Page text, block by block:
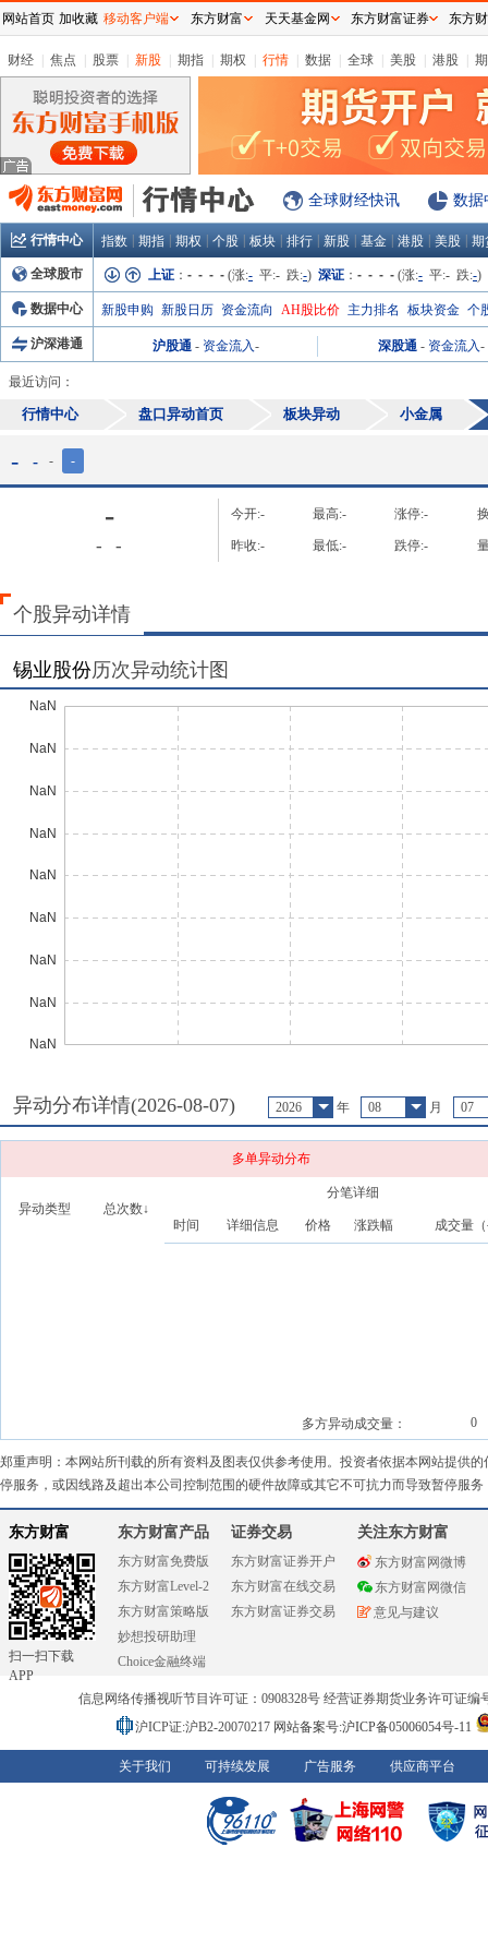
财经 焦点 股票 新股 期指 期权 行情 数据 全球 美股 港股
全球财经快讯 数据
行情中心 指数 期指 期权 个股 板块 排行 新股 基金 港股 美股 期
全球股市 上证 ： - - - - (涨:- 平:- 跌:-) 深证 ： - - - - (涨:- 平:- 跌:-)
数据中心 新股申购 新股日历 资金流向 AH股比价 主力排名 板块资金 个
沪深港通 沪股通 - 资金流入- 深股通 - 资金流入-
最近访问：
行情中心 盘口异动首页 板块异动 小金属
- - - -
-
- -
今开:- 最高:- 涨停:-
昨收:- 最低:- 跌停:-
个股异动详情
锡业股份历次异动统计图
异动分布详情(2026-08-07) 2026 年 08 月 07
多单异动分布
异动类型 总次数↓
分笔详细
时间 详细信息 价格 涨跌幅 成交量
多方异动成交量： 0
郑重声明：本网站所刊载的所有资料及图表仅供参考使用。投资者依据本网站提供
停服务，或因线路及超出本公司控制范围的硬件故障或其它不可抗力而导致暂停服
东方财富
扫一扫下载
APP
东方财富产品
东方财富免费版
东方财富Level-2
东方财富策略版
妙想投研助理
Choice金融终端
证券交易
东方财富证券开户
东方财富在线交易
东方财富证券交易
关注东方财富
东方财富网微博
东方财富网微信
意见与建议
信息网络传播视听节目许可证：0908328号 经营证券期货业务许可证编
沪ICP证:沪B2-20070217 网站备案号:沪ICP备05006054号-11
关于我们 可持续发展 广告服务 供应商平台
网站首页 加收藏 移动客户端 东方财富 天天基金网 东方财富证券 东方